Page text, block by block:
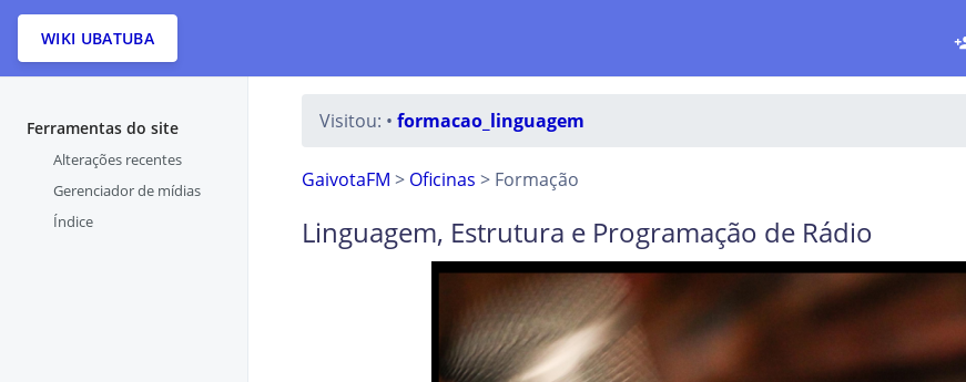
WIKI UBATUBA
Ferramentas do site
Alterações recentes
Gerenciador de mídias
Índice
Visitou: • formacao_linguagem
GaivotaFM > Oficinas > Formação
Linguagem, Estrutura e Programação de Rádio